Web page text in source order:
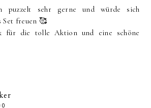
puzzelt sehr gerne und würde sich
Set freuen 🥰
für die tolle Aktion und eine schöne